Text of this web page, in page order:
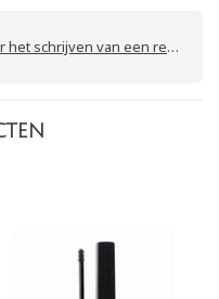
schrijven van een review